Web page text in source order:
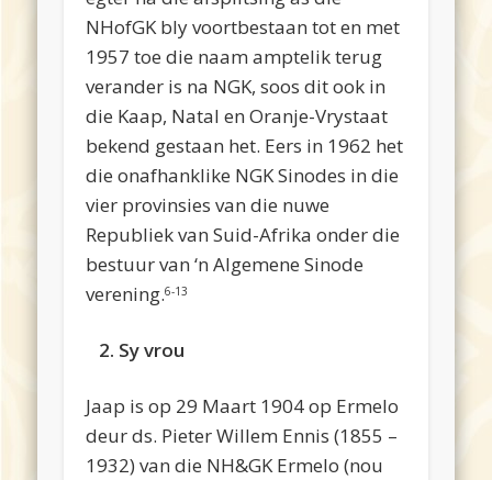
NHofGK bly voortbestaan tot en met
1957 toe die naam amptelik terug
verander is na NGK, soos dit ook in
die Kaap, Natal en Oranje-Vrystaat
bekend gestaan het. Eers in 1962 het
die onafhanklike NGK Sinodes in die
vier provinsies van die nuwe
Republiek van Suid-Afrika onder die
bestuur van ‘n Algemene Sinode
verening.6-13
2. Sy vrou
Jaap is op 29 Maart 1904 op Ermelo
deur ds. Pieter Willem Ennis (1855 –
1932) van die NH&GK Ermelo (nou